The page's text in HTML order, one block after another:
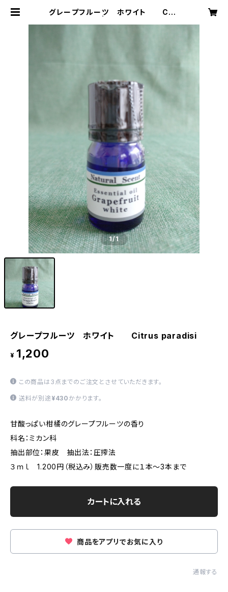
グレープフルーツ ホワイト Citr
1/1
グレープフルーツ ホワイト Citrus paradisi
¥ 1,200
この商品は3点までのご注文とさせていただきます。
送料が別途 ¥430 かかります。
甘酸っぱい柑橘のグレープフルーツの香り
科名：ミカン科
抽出部位：果皮 抽出法：圧搾法
３ｍｌ 1.200円（税込み）販売数一度に１本～3本まで
カートに入れる
商品をアプリでお気に入り
通報する